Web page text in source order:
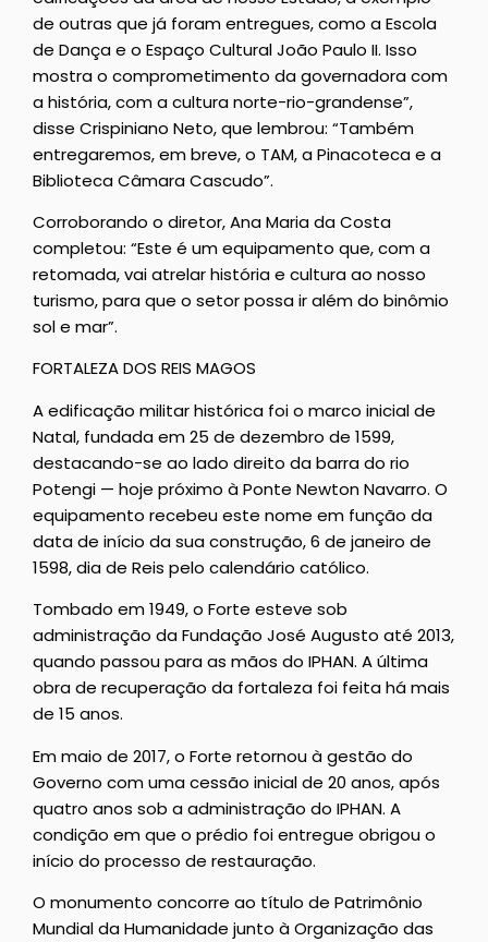
de outras que já foram entregues, como a Escola
de Dança e o Espaço Cultural João Paulo II. Isso
mostra o comprometimento da governadora com
a história, com a cultura norte-rio-grandense”,
disse Crispiniano Neto, que lembrou: “Também
entregaremos, em breve, o TAM, a Pinacoteca e a
Biblioteca Câmara Cascudo”.
Corroborando o diretor, Ana Maria da Costa
completou: “Este é um equipamento que, com a
retomada, vai atrelar história e cultura ao nosso
turismo, para que o setor possa ir além do binômio
sol e mar”.
FORTALEZA DOS REIS MAGOS
A edificação militar histórica foi o marco inicial de
Natal, fundada em 25 de dezembro de 1599,
destacando-se ao lado direito da barra do rio
Potengi — hoje próximo à Ponte Newton Navarro. O
equipamento recebeu este nome em função da
data de início da sua construção, 6 de janeiro de
1598, dia de Reis pelo calendário católico.
Tombado em 1949, o Forte esteve sob
administração da Fundação José Augusto até 2013,
quando passou para as mãos do IPHAN. A última
obra de recuperação da fortaleza foi feita há mais
de 15 anos.
Em maio de 2017, o Forte retornou à gestão do
Governo com uma cessão inicial de 20 anos, após
quatro anos sob a administração do IPHAN. A
condição em que o prédio foi entregue obrigou o
início do processo de restauração.
O monumento concorre ao título de Patrimônio
Mundial da Humanidade junto à Organização das